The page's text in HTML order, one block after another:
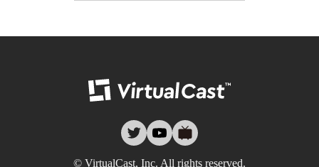
twitteryoutube
© VirtualCast, Inc. All rights reserved.